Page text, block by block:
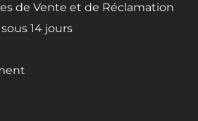
de Vente et de Réclamation
14 jours